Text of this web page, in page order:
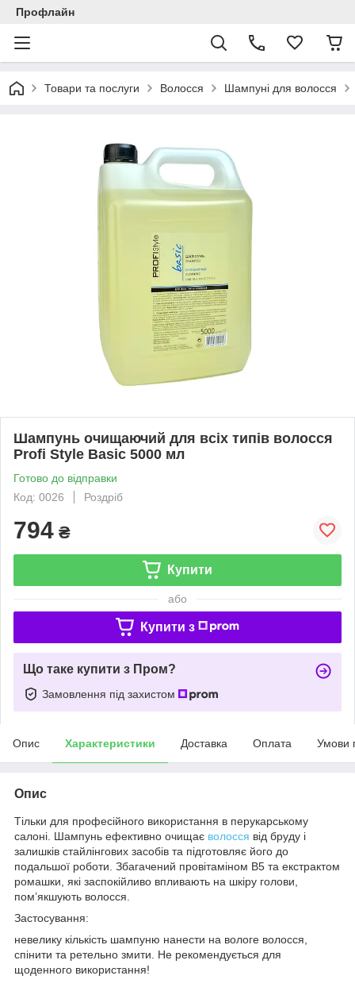
Профлайн
Товари та послуги Волосся Шампуні для волосся
Шампунь очищаючий для всіх типів волосся
Profi Style Basic 5000 мл
Готово до відправки
Код: 0026
Роздріб
794 ₴
Купити
або
Купити з
Що таке купити з Пром?
Замовлення під захистом
Опис Характеристики Доставка Оплата Умови
Опис
Тільки для професійного використання в перукарському
салоні. Шампунь ефективно очищає волосся від бруду і
залишків стайлінгових засобів та підготовляє його до
подальшої роботи. Збагачений провітаміном В5 та екстрактом
ромашки, які заспокійливо впливають на шкіру голови,
пом’якшують волосся.
Застосування:
невелику кількість шампуню нанести на вологе волосся,
спінити та ретельно змити. Не рекомендується для
щоденного використання!